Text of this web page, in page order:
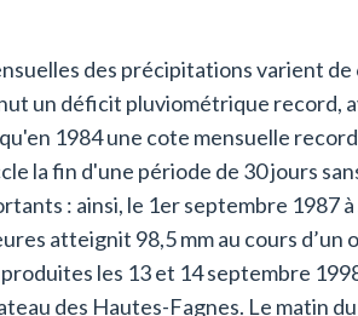
des précipitations varient de
un déficit pluviométrique record,
1984 une cote mensuelle
la fin d'une période de 30 jours
: ainsi, le 1er septembre 1987
atteignit 98,5 mm au cours d’un
les 13 et 14 septembre
des Hautes-Fagnes. Le matin